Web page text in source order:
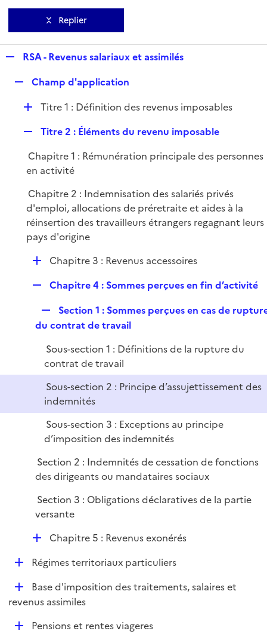
Replier
p
RSA - Revenus salariaux et assimilés
p
e
r
Champ d'application
D
l
i
e
r
Titre 1 : Définition des revenus imposables
p
l
i
r
Titre 2 : Éléments du revenu imposable
Chapitre 1 : Rémunération principale des personnes
en activité
Chapitre 2 : Indemnisation des salariés privés
d'emploi, allocations de préretraite et aides à la
réinsertion des travailleurs étrangers regagnant leurs
pays d'origine
D
p
e
r
Chapitre 3 : Revenus accessoires
p
l
e
r
Chapitre 4 : Sommes perçues en fin d’activité
e
l
i
Section 1 : Sommes perçues en cas de
du contrat de travail
Sous-section 1 : Définitions de la rupture du
contrat de travail
Sous-section 2 : Principe d’assujettissement des
indemnités
Sous-section 3 : Exceptions au principe
d’imposition des indemnités
Section 2 : Indemnités de cessation de fonctions
des dirigeants ou mandataires sociaux
Section 3 : Obligations déclaratives de la partie
versante
D
p
i
e
r
Chapitre 5 : Revenus exonérés
D
l
Régimes territoriaux particuliers
D
é
Base d'imposition des traitements, salaires et
revenus assimiles
DPensions et rentes viageres